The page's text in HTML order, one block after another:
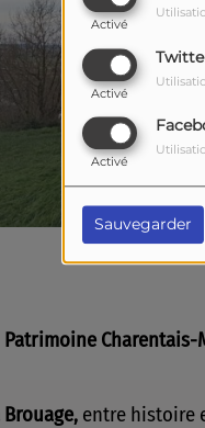
Activé
Activé
Activé
Sauvegarder
entre histoire